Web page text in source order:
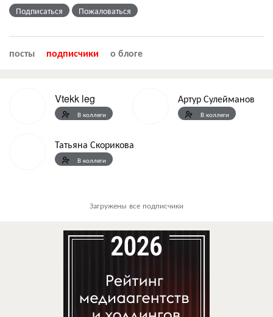
Подписаться Пожаловаться
посты подписчики о блоге
Vtekk leg
В коллеги
Артур Сулейманов
В коллеги
Татьяна Скорикова
В коллеги
Загружены все подписчики